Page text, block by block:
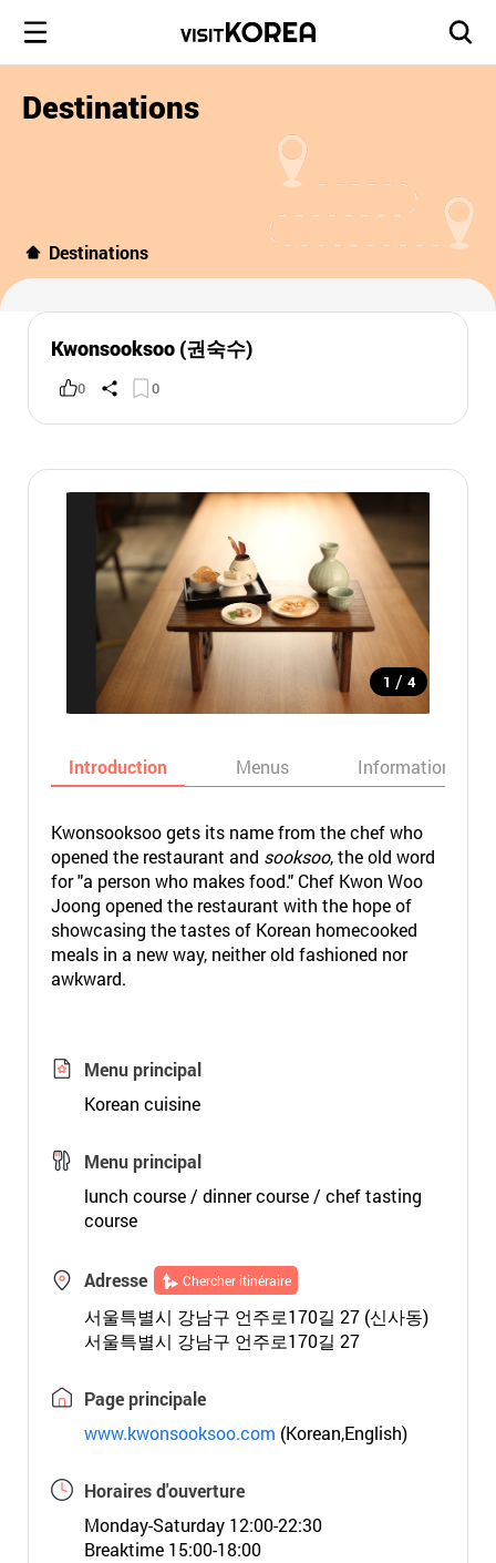
Destinations
Destinations
Kwonsooksoo (권숙수)
0 0
1 / 4
Introduction Menus Informations
Kwonsooksoo gets its name from the chef who
opened the restaurant and sooksoo, the old word
for "a person who makes food." Chef Kwon Woo
Joong opened the restaurant with the hope of
showcasing the tastes of Korean homecooked
meals in a new way, neither old fashioned nor
awkward.
Menu principal
Korean cuisine
Menu principal
lunch course / dinner course / chef tasting
course
Adresse Chercher itinéraire
서울특별시 강남구 언주로170길 27 (신사동)
서울특별시 강남구 언주로170길 27
Page principale
www.kwonsooksoo.com (Korean,English)
Horaires d'ouverture
Monday-Saturday 12:00-22:30
Breaktime 15:00-18:00